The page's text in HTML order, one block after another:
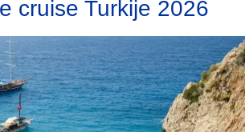
cruise Turkije 2026